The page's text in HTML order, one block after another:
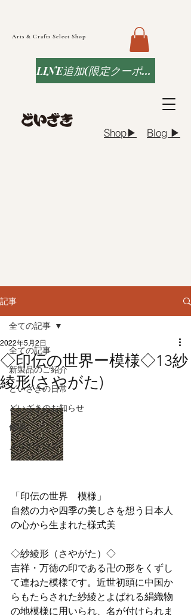
Arts & Crafts Select Shop
Blog ▶︎
Shop▶︎
LINE追加(限定クーポンなど)
記事
全ての記事
新製品のご紹介
どいざきの日常
どいざきのお知らせ
修理
メンテナンス
全ての記事
◇印伝の世界ー模様◇13紗
綾形(さやがた)
2022年5月2日
「印伝の世界　模様」
自然の力や四季の美しさを想う日本人
の心から生まれた様式美
◇紗綾形（さやがた）◇
吉祥・万徳の印である卍の形をくずし
て連ねた模様です。近世初頭に中国か
らもたらされた紗綾とよばれる絹織物
の地模様に用いられ、名が付けられま